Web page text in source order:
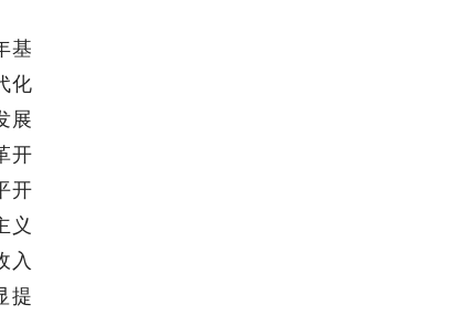
基
化
展
开
开
义
入
提